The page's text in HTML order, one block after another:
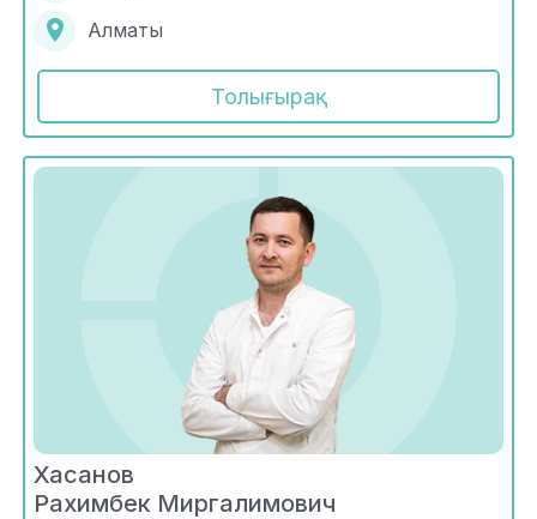
Алматы
Толығырақ
Хасанов
Рахимбек Миргалимович